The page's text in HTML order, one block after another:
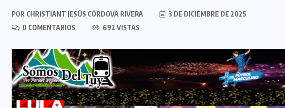
POR CHRISTIANT JESÚS CÓRDOVA RIVERA
3 DE DICIEMBRE DE 2025
0 COMENTARIOS
692 VISTAS